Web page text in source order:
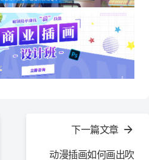
下一篇文章
动漫插画如何画出吹